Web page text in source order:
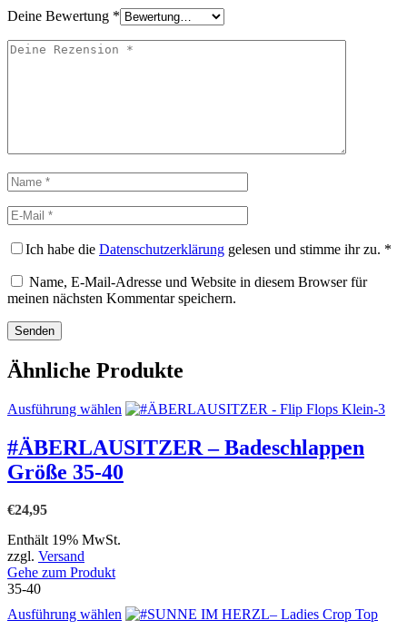
Deine Bewertung *
Deine
Name
E-
Mail
Ich habe die Datenschutzerklärung gelesen und stimme ihr zu. *
Name, E-Mail-Adresse und Website in diesem Browser für
meinen nächsten Kommentar speichern.
Ähnliche Produkte
Ausführung wählen Dieses
weist
mehrere
gewählt
werden
#ÄBERLAUSITZER – Badeschlappen
Größe 35-40
€24,95
Enthält 19% MwSt.
zzgl. Versand
Gehe zum Produkt
35-40
Ausführung wählen Dieses